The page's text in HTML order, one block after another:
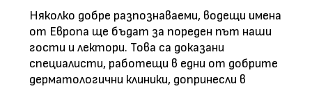
Няколко добре разпознаваеми, водещи имена
от Европа ще бъдат за пореден път наши
гости и лектори. Това са доказани
специалисти, работещи в едни от добрите
дерматологични клиники, допринесли в